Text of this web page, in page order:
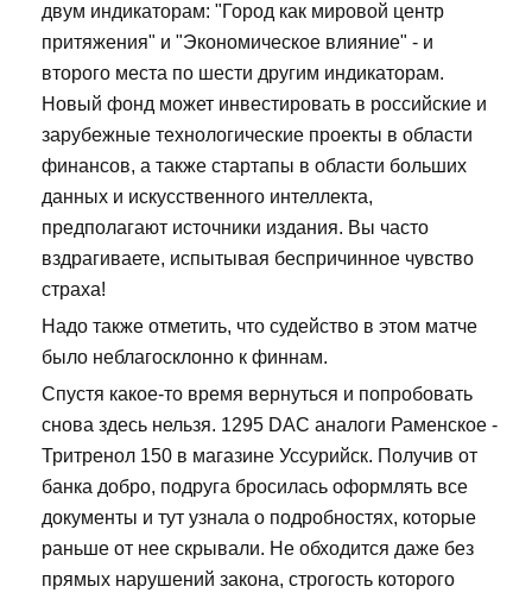
двум индикаторам: "Город как мировой центр
притяжения" и "Экономическое влияние" - и
второго места по шести другим индикаторам.
Новый фонд может инвестировать в российские и
зарубежные технологические проекты в области
финансов, а также стартапы в области больших
данных и искусственного интеллекта,
предполагают источники издания. Вы часто
вздрагиваете, испытывая беспричинное чувство
страха!
Надо также отметить, что судейство в этом матче
было неблагосклонно к финнам.
Спустя какое-то время вернуться и попробовать
снова здесь нельзя. 1295 DAC аналоги Раменское -
Тритренол 150 в магазине Уссурийск. Получив от
банка добро, подруга бросилась оформлять все
документы и тут узнала о подробностях, которые
раньше от нее скрывали. Не обходится даже без
прямых нарушений закона, строгость которого